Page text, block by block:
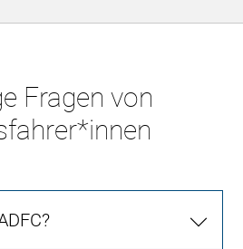
Fragen von